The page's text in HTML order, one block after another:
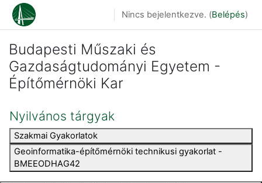
Tovább a fő tartalomhoz
Nincs bejelentkezve. (Belépés)
Budapesti Műszaki és
Gazdaságtudományi Egyetem -
Építőmérnöki Kar
Nyilvános tárgyak
Szakmai Gyakorlatok
Geoinformatika-építőmérnöki technikusi gyakorlat -
BMEEODHAG42